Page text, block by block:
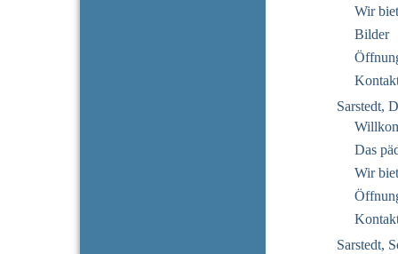
Wir
Bilder
Sarstedt,
Das
Wir
Sarstedt,